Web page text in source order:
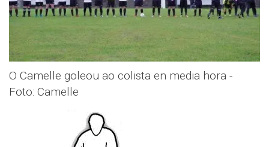
O Camelle goleou ao colista en media hora -
Foto: Camelle